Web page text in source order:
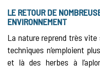
LE RETOUR DE
ENVIRONNEMENT
La nature reprend très
techniques n’emploient
et là des herbes à